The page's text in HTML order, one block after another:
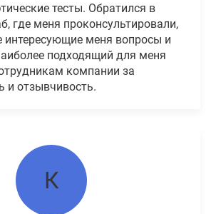
тесты. Обратился в
где меня проконсультировали,
интересующие меня вопросы и
подходящий для меня
компании за
и отзывчивость.
К